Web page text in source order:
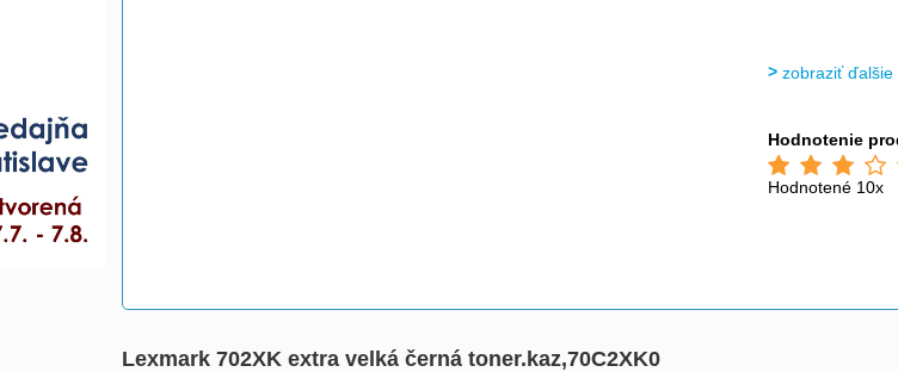
zobraziť ďalšie
Hodnotenie
Hodnotené 10x
Lexmark 702XK extra velká černá toner.kaz,70C2XK0